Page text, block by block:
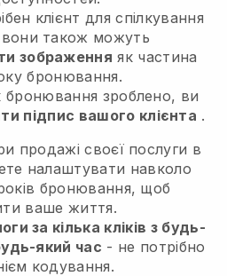
клієнт для спілкування
також можуть
зображення як частина
бронювання.
бронювання зроблено, ви
підпис вашого клієнта .
продажі своєї послуги в
налаштувати навколо
бронювання, щоб
ваше життя.
за кілька кліків з будь-
який час - не потрібно
кодування.